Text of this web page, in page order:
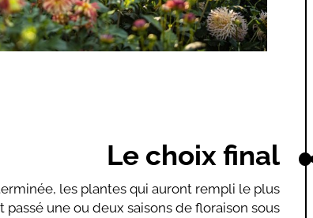
Le choix final
les plantes qui auront rempli le plus
une ou deux saisons de floraison sous